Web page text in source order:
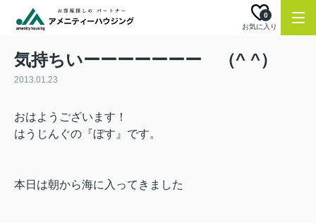
お気に入り
0
気持ちいーーーーーーー （^ ^）
2013.01.23
おはようございます！
はうじんぐの『ぼす』です。
本日は朝から海に入ってきました